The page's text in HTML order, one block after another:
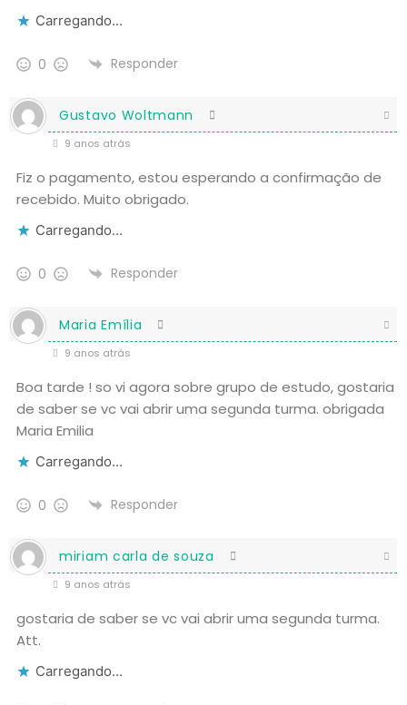
Carregando...
0 Responder
Gustavo Woltmann
9 anos atrás
Fiz o pagamento, estou esperando a confirmação de
recebido. Muito obrigado.
Carregando...
0 Responder
Maria Emília
9 anos atrás
Boa tarde ! so vi agora sobre grupo de estudo, gostaria
de saber se vc vai abrir uma segunda turma. obrigada
Maria Emilia
Carregando...
0 Responder
miriam carla de souza
9 anos atrás
gostaria de saber se vc vai abrir uma segunda turma.
Att.
Carregando...